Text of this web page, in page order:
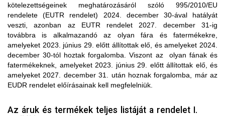
kötelezettségeinek meghatározásáról szóló 995/2010/EU
rendelete (EUTR rendelet) 2024. december 30-ával hatályát
veszti, azonban az EUTR rendelet 2027. december 31-ig
továbbra is alkalmazandó az olyan fára és fatermékekre,
amelyeket 2023. június 29. előtt állítottak elő, és amelyeket 2024.
december 30-tól hoztak forgalomba. Viszont az olyan fának és
fatermékeknek, amelyeket 2023. június 29. előtt állítottak elő, és
amelyeket 2027. december 31. után hoznak forgalomba, már az
EUDR rendelet előírásainak kell megfelelniük.
Az áruk és termékek teljes listáját a rendelet I.
Ha a rendelet I. mellékletben szereplő termékek KN-kódja előtt
„ex” szerepel, akkor a mellékletben leírt termék a KN-kód alá
sorolható összes termék csak egy részére vonatkozik, vagyis
az annak csak egy szűkítése.
nyersanyagokból készült ülések, de a rendelet követelményei
kivitelre szánt releváns termékekre vonatkozó kockázati szintre
Az „erdőirtásmentes” meghatározás erdőpusztulással
kapcsolatos elemének való megfelelés érdekében a piaci
szereplőknek meg kell állapítaniuk, hogy az erdőtípus 2020.
december 31-én vagy azt megelőzően természetes erdő vagy
természetes úton regenerálódó erdő volt-e (ez az a két
erdőtípus, amelyre az „erdőpusztulás” meghatározás
kapcsolatos erdészeti tevékenységek, valamint a kitermelés